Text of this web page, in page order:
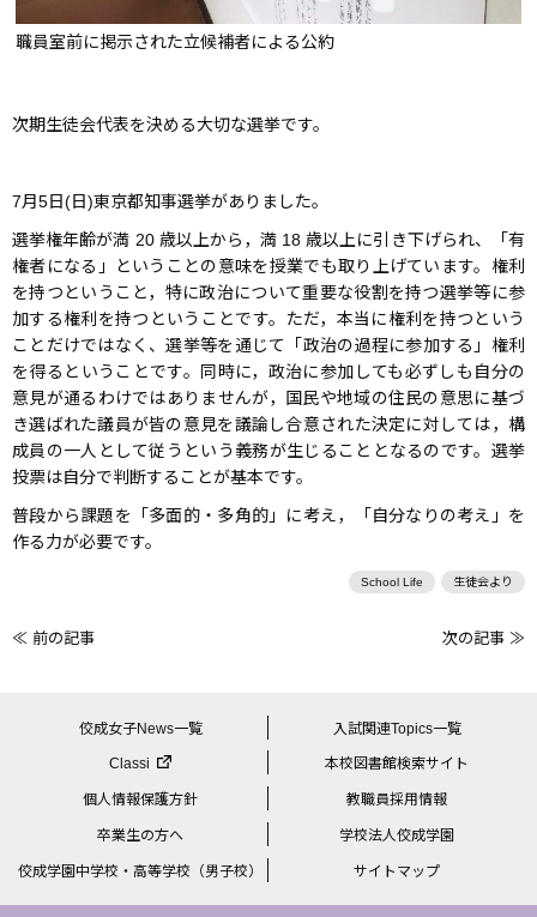
職員室前に掲示された立候補者による公約
次期生徒会代表を決める大切な選挙です。
7月5日(日)東京都知事選挙がありました。
選挙権年齢が満 20 歳以上から，満 18 歳以上に引き下げられ、「有
権者になる」ということの意味を授業でも取り上げています。権利
を持つということ，特に政治について重要な役割を持つ選挙等に参
加する権利を持つということです。ただ，本当に権利を持つという
ことだけではなく、選挙等を通じて「政治の過程に参加する」権利
を得るということです。同時に，政治に参加しても必ずしも自分の
意見が通るわけではありませんが，国民や地域の住民の意思に基づ
き選ばれた議員が皆の意見を議論し合意された決定に対しては，構
成員の一人として従うという義務が生じることとなるのです。選挙
投票は自分で判断することが基本です。
普段から課題を「多面的・多角的」に考え，「自分なりの考え」を
作る力が必要です。
School Life 生徒会より
前
の
リ
≪ 前の記事 次の記事 ≫
佼成女子News一覧 入試関連Topics一覧
Classi 本校図書館検索サイト
個人情報保護方針 教職員採用情報
卒業生の方へ 学校法人佼成学園
佼成学園中学校・高等学校（男子校） サイトマップ